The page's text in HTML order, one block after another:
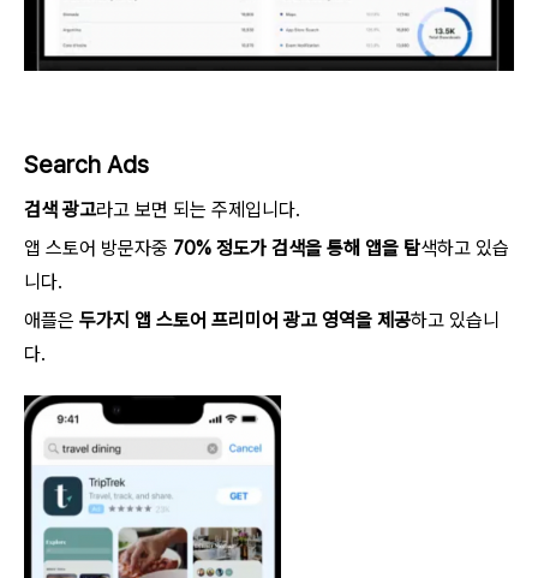
Search Ads
검색 광고라고 보면 되는 주제입니다.
앱 스토어 방문자중 70% 정도가 검색을 통해 앱을 탐색하고 있습
니다.
애플은 두가지 앱 스토어 프리미어 광고 영역을 제공하고 있습니
다.